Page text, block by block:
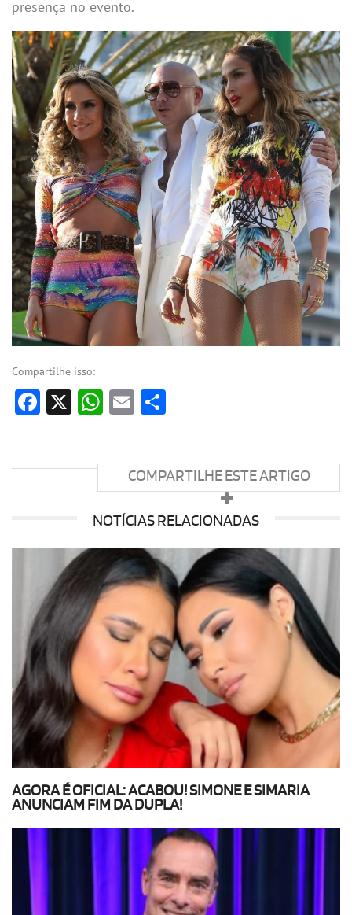
presença no evento.
Compartilhe isso:
Facebook
X WhatsApp
Email
COMPARTILHE ESTE ARTIGO
NOTÍCIAS RELACIONADAS
AGORA É OFICIAL: ACABOU! SIMONE E SIMARIA
ANUNCIAM FIM DA DUPLA!